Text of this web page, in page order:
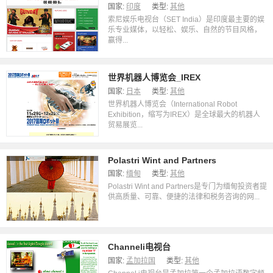
国家: 印度 类型: 其他
索尼娱乐电视台（SET India）是印度最主要的娱
乐专业媒体，以轻松、娱乐、自然的节目风格，
赢得...
世界机器人博览会_IREX
国家: 日本 类型: 其他
世界机器人博览会（International Robot
Exhibition，缩写为IREX）是全球最大的机器人
贸易展览...
Polastri Wint and Partners
国家: 缅甸 类型: 其他
Polastri Wint and Partners是专门为缅甸投资者提
供高质量、可靠、便捷的法律和税务咨询的网...
Channeli电视台
国家: 孟加拉国 类型: 其他